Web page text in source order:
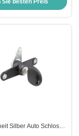
Sie besten Preis
Silber Auto Schloss